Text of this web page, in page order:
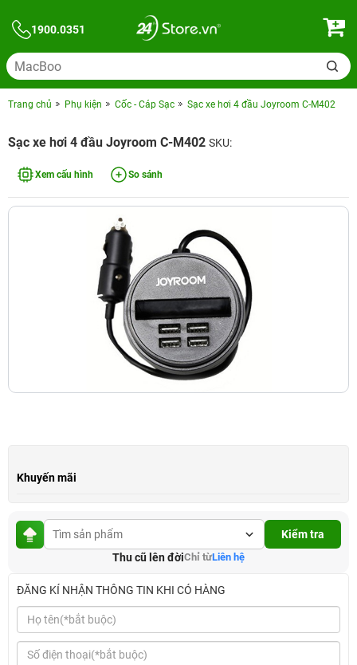
1900.0351
Trang chủ Phụ kiện Cốc - Cáp Sạc Sạc xe hơi 4 đầu Joyroom C-M402
Sạc xe hơi 4 đầu Joyroom C-M402 SKU:
Xem cấu hình So sánh
Khuyến mãi
Kiểm tra
Thu cũ lên đờiChỉ từLiên hệ
ĐĂNG KÍ NHẬN THÔNG TIN KHI CÓ HÀNG